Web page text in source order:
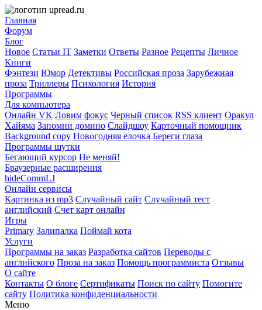
Главная
Форум
Блог
Новое Статьи IT Заметки Ответы Разное Рецепты Личное
Книги
Фэнтези Юмор Детективы Российская проза Зарубежная
проза Триллеры Психология История
Программы
Для компьютера
Онлайн VK Ловим фокус Черный список RSS клиент Оракул
Хайяма Запомни домино Слайдшоу Карточный помощник
Background copy Новогодняя елочка Береги глаза
Программы шутки
Бегающий курсор Не меняй!
Браузерные расширения
hideCommLJ
Онлайн сервисы
Картинка из mp3 Случайный сайт Случайный тест
английский Счет карт онлайн
Игры
Primary Залипалка Поймай кота
Услуги
Программы на заказ Разработка сайтов Переводы с
английского Проза на заказ Помощь программиста Отзывы
О сайте
Контакты О блоге Сертификаты Поиск по сайту Помогите
сайту Политика конфиденциальности
Меню